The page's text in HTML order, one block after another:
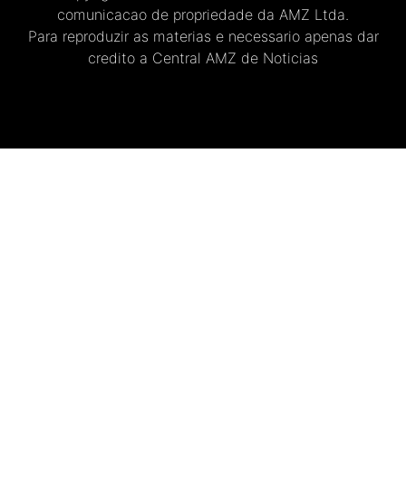
comunicacao de propriedade da AMZ Ltda.
Para reproduzir as materias e necessario apenas dar
credito a Central AMZ de Noticias